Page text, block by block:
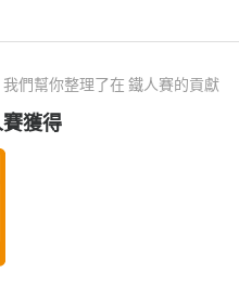
我們幫你整理了在 鐵人賽的貢獻
獲得